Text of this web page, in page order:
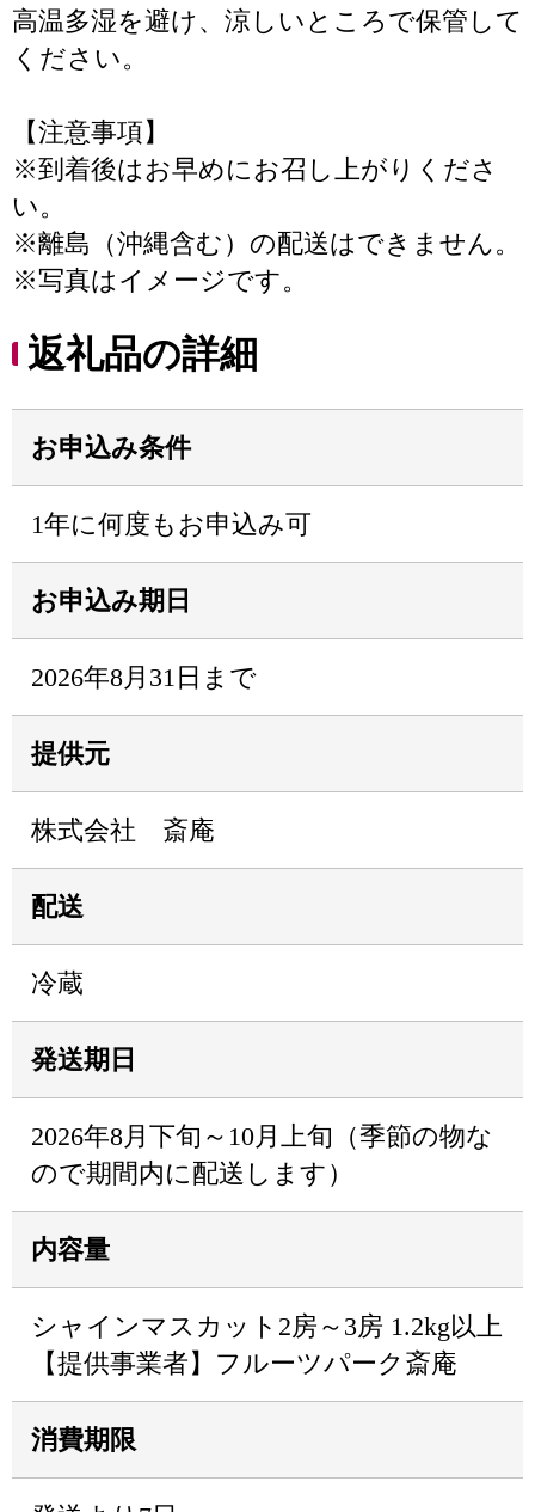
高温多湿を避け、涼しいところで保管して
ください。
【注意事項】
※到着後はお早めにお召し上がりくださ
い。
※離島（沖縄含む）の配送はできません。
※写真はイメージです。
返礼品の詳細
お申込み条件
1年に何度もお申込み可
お申込み期日
2026年8月31日まで
提供元
株式会社 斎庵
配送
冷蔵
発送期日
2026年8月下旬～10月上旬（季節の物な
ので期間内に配送します）
内容量
シャインマスカット2房～3房 1.2kg以上
【提供事業者】フルーツパーク斎庵
消費期限